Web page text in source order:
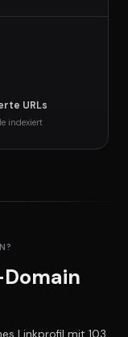
URLs
indexiert